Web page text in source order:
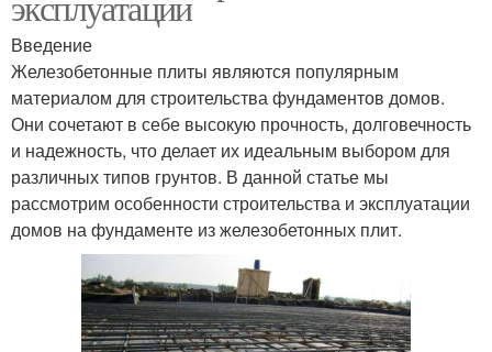
Введение
Железобетонные плиты являются популярным
материалом для строительства фундаментов домов.
Они сочетают в себе высокую прочность, долговечность
и надежность, что делает их идеальным выбором для
различных типов грунтов. В данной статье мы
рассмотрим особенности строительства и эксплуатации
домов на фундаменте из железобетонных плит.